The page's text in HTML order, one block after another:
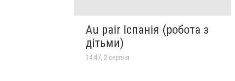
Au pair Іспанія (робота з
дітьми)
14:47, 2 серпня